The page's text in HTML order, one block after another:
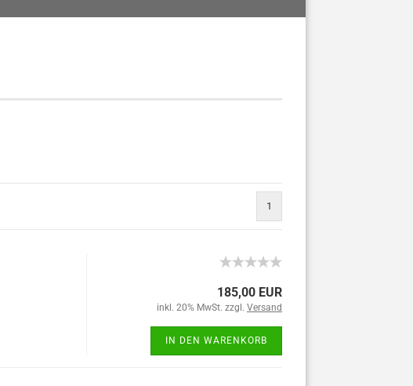
1
185,00 EUR
inkl. 20% MwSt. zzgl. Versand
IN DEN WARENKORB